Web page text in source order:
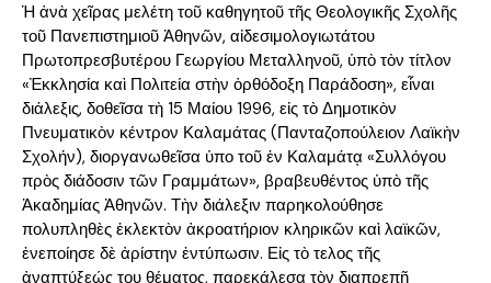
Ἡ ἀνὰ χεῖρας μελέτη τοῦ καθηγητοῦ τῆς Θεολογικῆς Σχολῆς
τοῦ Πανεπιστημιοῦ Ἀθηνῶν, αἰδεσιμολογιωτάτου
Πρωτοπρεσβυτέρου Γεωργίου Μεταλληνοῦ, ὑπὸ τὸν τίτλον
«Ἐκκλησία καὶ Πολιτεία στὴν ὀρθόδοξη Παράδοση», εἶναι
διάλεξις, δοθεῖσα τὴ 15 Μαίου 1996, εἰς τὸ Δημοτικὸν
Πνευματικὸν κέντρον Καλαμάτας (Πανταζοπούλειον Λαϊκὴν
Σχολήν), διοργανωθεῖσα ὑπο τοῦ ἐν Καλαμάτᾳ «Συλλόγου
πρὸς διάδοσιν τῶν Γραμμάτων», βραβευθέντος ὑπὸ τῆς
Ἀκαδημίας Ἀθηνῶν. Τὴν διάλεξιν παρηκολούθησε
πολυπληθὲς ἐκλεκτὸν ἀκροατήριον κληρικῶν καὶ λαϊκῶν,
ἐνεποίησε δὲ ἀρίστην ἐντύπωσιν. Εἰς τὸ τελος τῆς
ἀναπτύξεώς του θέματος, παρεκάλεσα τὸν διαπρεπῆ